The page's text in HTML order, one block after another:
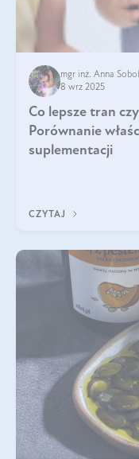
mgr inż. Anna Sobol
8 wrz 2025
Co lepsze tran
Porównanie
suplementacji
CZYTAJ